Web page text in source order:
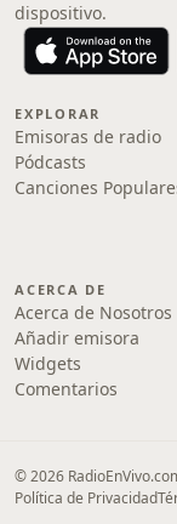
dispositivo.
EXPLORAR
Emisoras de radio
Pódcasts
Canciones
ACERCA DE
Acerca de Nosotros
Añadir emisora
Widgets
Comentarios
© 2026
Política de Privacidad